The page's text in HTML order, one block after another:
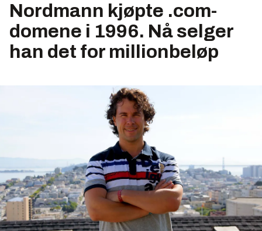
Nordmann kjøpte .com-
domene i 1996. Nå selger
han det for millionbeløp